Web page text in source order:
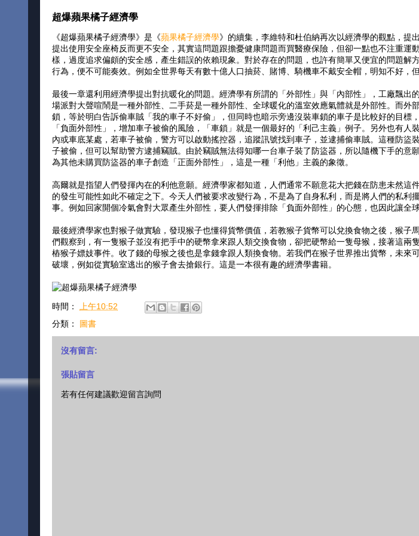
超爆蘋果橘子經濟學
《超爆蘋果橘子經濟學》是《蘋果橘子經濟學》的續集，李維特和杜伯納再次以經濟學的觀點，提
提出使用安全座椅反而更不安全，其實這問題跟擔憂健康問題而買醫療保險，但卻一點也不注重運
樣，過度追求偏頗的安全感，產生錯誤的依賴現象。對於存在的問題，也許有簡單又便宜的問題解
行為，便不可能奏效。例如全世界每天有數十億人口抽菸、賭博、騎機車不戴安全帽，明知不好，但
最後一章還利用經濟學提出對抗暖化的問題。經濟學有所謂的「外部性」與「內部性」，工廠飄出
場派對大聲喧鬧是一種外部性、二手菸是一種外部性、全球暖化的溫室效應氣體就是外部性。而外
鎖，等於明白告訴偷車賊「我的車子不好偷」，但同時也暗示旁邊沒裝車鎖的車子是比較好的目標
「負面外部性」，增加車子被偷的風險，「車鎖」就是一個最好的「利己主義」例子。另外也有人
內或車底某處，若車子被偷，警方可以啟動搖控器，追蹤訊號找到車子，並逮捕偷車賊。這種防盜
子被偷，但可以幫助警方逮捕竊賊。由於竊賊無法得知哪一台車子裝了防盜器，所以隨機下手的意
為其他未購買防盜器的車子創造「正面外部性」，這是一種「利他」主義的象徵。
高爾就是指望人們發揮內在的利他意願。經濟學家都知道，人們通常不願意花大把錢在防患未然這
的發生可能性如此不確定之下。今天人們被要求改變行為，不是為了自身私利，而是將人們的私利
事。例如回家開個冷氣會對大眾產生外部性，要人們發揮排除「負面外部性」的心態，也因此讓全
最後經濟學家也對猴子做實驗，發現猴子也懂得貨幣價值，若教猴子貨幣可以兌換食物之後，猴子
們觀察到，有一隻猴子並沒有把手中的硬幣拿來跟人類交換食物，卻把硬幣給一隻母猴，接著這兩
樁猴子嫖妓事件。收了錢的母猴之後也是拿錢拿跟人類換食物。若我們在猴子世界推出貨幣，未來
破壞，例如從實驗室逃出的猴子會去搶銀行。這是一本很有趣的經濟學書籍。
時間： 上午10:52
分類： 圖書
沒有留言:
張貼留言
若有任何建議歡迎留言詢問